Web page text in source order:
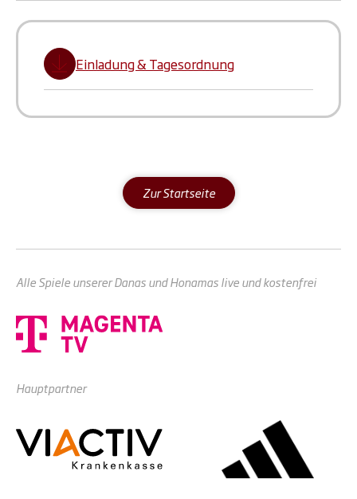
Einladung & Tagesordnung
Zur Startseite
Alle Spiele unserer Danas und Honamas live und kostenfrei
Hauptpartner